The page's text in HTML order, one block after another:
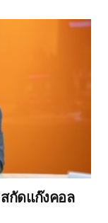
กัดแก๊งคอล